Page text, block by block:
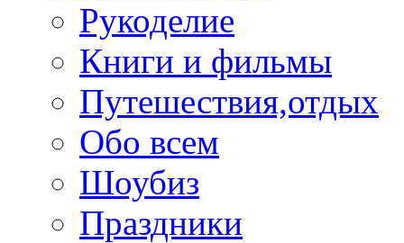
Рукоделие
Книги и фильмы
Путешествия,отдых
Обо всем
Шоубиз
Праздники